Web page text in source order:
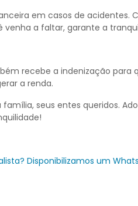
em casos de acidentes.
a faltar, garante a
recebe a indenização para
a renda.
seus entes queridos.
Disponibilizamos um